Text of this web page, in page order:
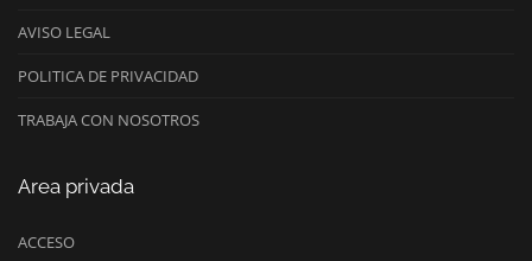
AVISO LEGAL
POLITICA DE PRIVACIDAD
TRABAJA CON NOSOTROS
Area privada
ACCESO